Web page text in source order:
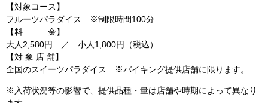
【対象コース】
フルーツパラダイス ※制限時間100分
【料 金】
大人2,580円 ／ 小人1,800円（税込）​
【対 象 店 舗】
全国のスイーツパラダイス ※バイキング提供店舗に限ります。
※入荷状況等の影響で、提供品種・量は店舗や時期によって異なり